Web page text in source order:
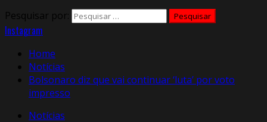
Pesquisar por:
Instagram
Home
Notícias
Bolsonaro diz que vai continuar ‘luta’ por voto
impresso
Notícias